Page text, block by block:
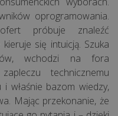
oprogramowania.
próbuje znaleźć
się intuicją. Szuka
wchodzi na fora
technicznemu
właśnie bazom wiedzy,
Mając przekonanie, że